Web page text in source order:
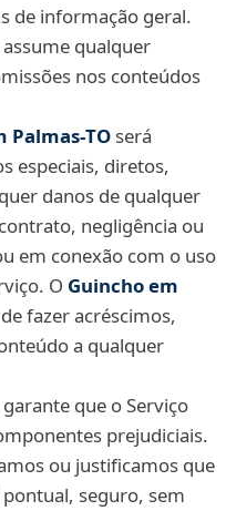
de informação geral.
qualquer
nos conteúdos
Palmas‑TO será
especiais, diretos,
danos de qualquer
negligência ou
em conexão com o uso
O Guincho em
fazer acréscimos,
a qualquer
que o Serviço
prejudiciais.
ou justificamos que
seguro, sem